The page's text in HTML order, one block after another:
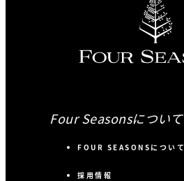
Four Seasonsについて
FOUR SEASONSについて
採用情報